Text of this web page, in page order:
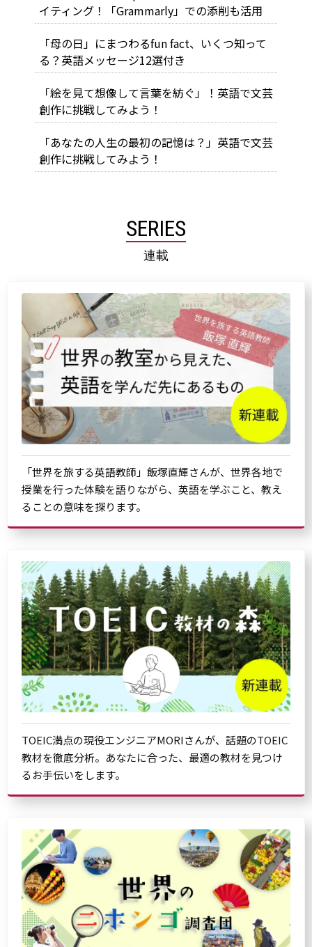
イティング！「Grammarly」での添削も活用
「母の日」にまつわるfun fact、いくつ知って
る？英語メッセージ12選付き
「絵を見て想像して言葉を紡ぐ」！英語で文芸
創作に挑戦してみよう！
「あなたの人生の最初の記憶は？」英語で文芸
創作に挑戦してみよう！
SERIES
連載
「世界を旅する英語教師」飯塚直輝さんが、世界各地で
授業を行った体験を語りながら、英語を学ぶこと、教え
ることの意味を探ります。
TOEIC満点の現役エンジニアMORIさんが、話題のTOEIC
教材を徹底分析。あなたに合った、最適の教材を見つけ
るお手伝いをします。